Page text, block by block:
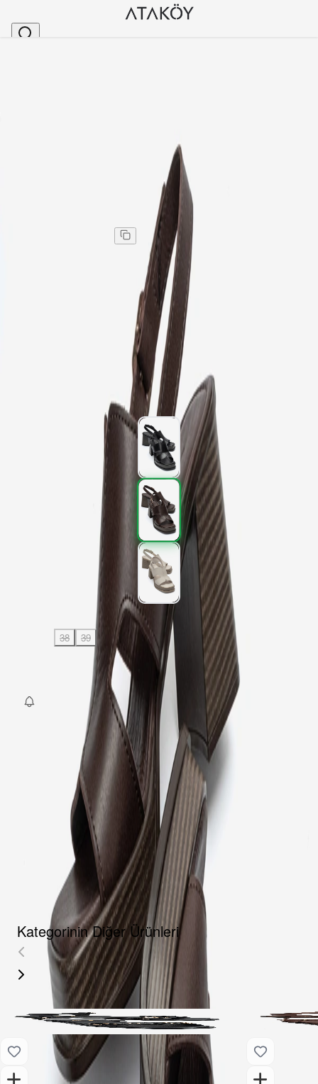
Kadın Hakiki Deri Kalın Platform Topuklu Ayakkabı
Kadın Hakiki Deri Kalın Platform Topuklu Ayakkabı
4.995,00 TL 40
38 39
SEPETE EKLE
Fırsat Kombini Componenti Buraya Gelecek
ÜRÜN HAKKINDA
TAKSIT SEÇENEKLERI
AKSESUARLAR
Kategorinin Diğer Ürünleri